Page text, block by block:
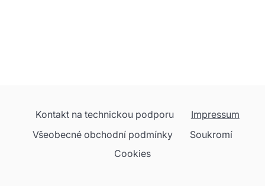
Kontakt na technickou podporu
Impressum
Všeobecné obchodní podmínky
Soukromí
Cookies